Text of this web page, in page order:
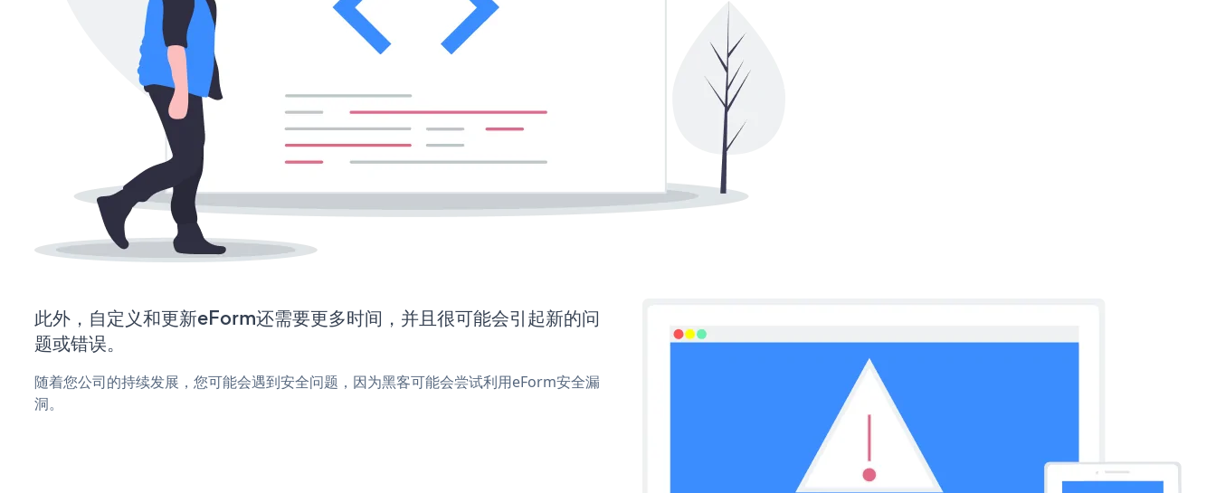
此外，自定义和更新eForm还需要更多时间，并且很可能会引起新的问
题或错误。
随着您公司的持续发展，您可能会遇到安全问题，因为黑客可能会尝试利用eForm安全漏
洞。